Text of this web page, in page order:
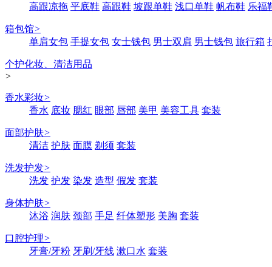
高跟凉拖 平底鞋 高跟鞋 坡跟单鞋 浅口单鞋 帆布鞋 乐福
箱包馆>
单肩女包 手提女包 女士钱包 男士双肩 男士钱包 旅行箱
个护化妆、清洁用品
>
香水彩妆>
香水 底妆 腮红 眼部 唇部 美甲 美容工具 套装
面部护肤>
清洁 护肤 面膜 剃须 套装
洗发护发>
洗发 护发 染发 造型 假发 套装
身体护肤>
沐浴 润肤 颈部 手足 纤体塑形 美胸 套装
口腔护理>
牙膏/牙粉 牙刷/牙线 漱口水 套装